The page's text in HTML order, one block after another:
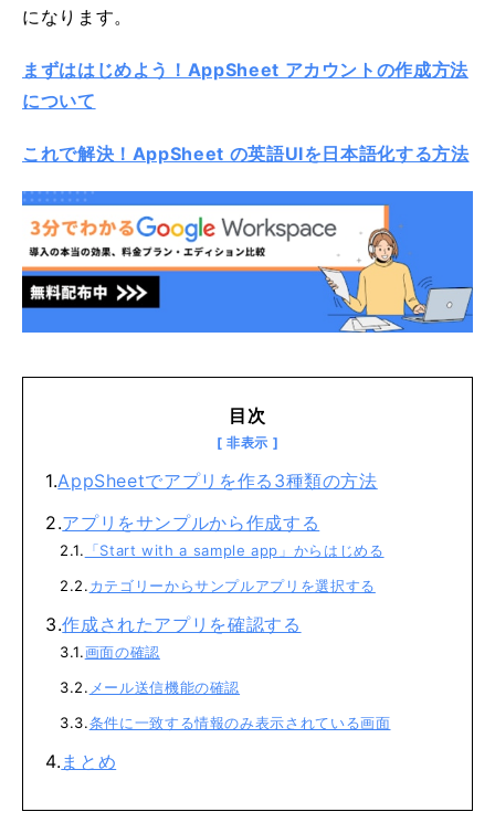
になります。
まずははじめよう！AppSheet アカウントの作成方法
について
これで解決！AppSheet の英語UIを日本語化する方法
目次
AppSheetでアプリを作る3種類の方法
アプリをサンプルから作成する
「Start with a sample app」からはじめる
カテゴリーからサンプルアプリを選択する
作成されたアプリを確認する
画面の確認
メール送信機能の確認
条件に一致する情報のみ表示されている画面
まとめ